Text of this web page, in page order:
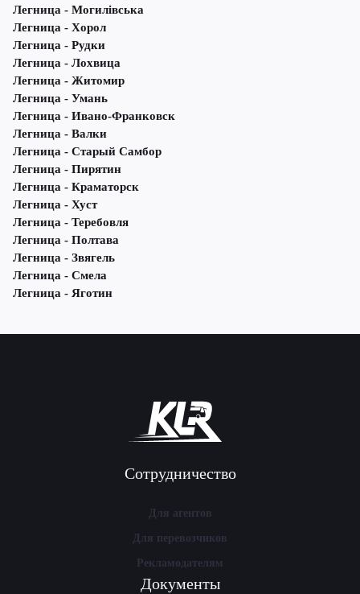
Легница - Могилівська
Легница - Хорол
Легница - Рудки
Легница - Лохвица
Легница - Житомир
Легница - Умань
Легница - Ивано-Франковск
Легница - Валки
Легница - Старый Самбор
Легница - Пирятин
Легница - Краматорск
Легница - Хуст
Легница - Теребовля
Легница - Полтава
Легница - Звягель
Легница - Смела
Легница - Яготин
Сотрудничество
Для агентов
Для перевозчиков
Рекламодателям
Документы